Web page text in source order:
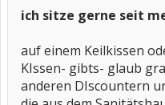
ich sitze gerne seit
auf einem Keilkissen
KIssen- gibts- glaub
anderen DIscountern